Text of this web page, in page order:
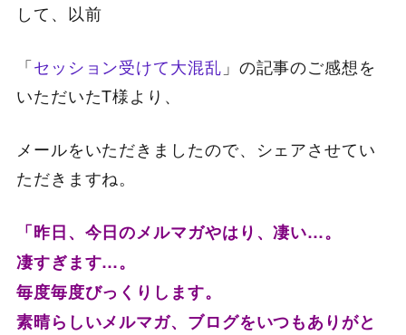
して、以前
「セッション受けて大混乱 」の記事のご感想を
いただいたT様より、
メールをいただきましたので、シェアさせてい
ただきますね。
「昨日、今日のメルマガやはり、凄い…。
凄すぎます…。
毎度毎度びっくりします。
素晴らしいメルマガ、ブログをいつもありがと